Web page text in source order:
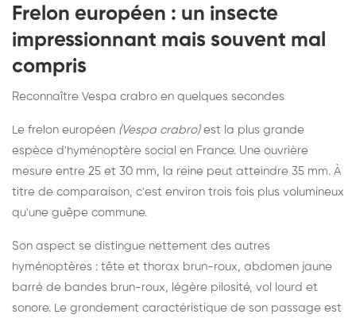
Frelon européen : un insecte
impressionnant mais souvent mal
compris
Reconnaître Vespa crabro en quelques secondes
Le frelon européen (Vespa crabro)est la plus grande
espèce d'hyménoptère social en France. Une ouvrière
mesure entre 25 et 30 mm, la reine peut atteindre 35 mm. À
titre de comparaison, c'est environ trois fois plus volumineux
qu'une guêpe commune.
Son aspect se distingue nettement des autres
hyménoptères : tête et thorax brun-roux, abdomen jaune
barré de bandes brun-roux, légère pilosité, vol lourd et
sonore. Le grondement caractéristique de son passage est